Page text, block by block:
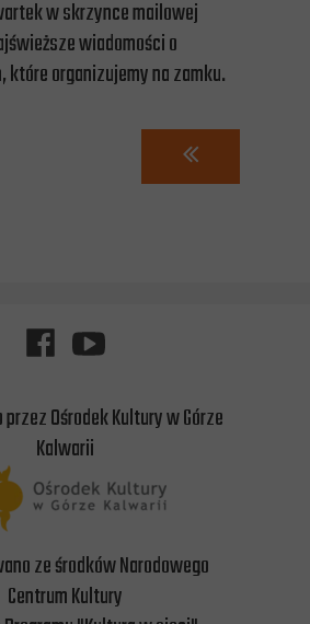
w skrzynce mailowej
wiadomości o
które organizujemy na zamku.
Ośrodek Kultury w Górze
Kalwarii
ze środków Narodowego
Centrum Kultury